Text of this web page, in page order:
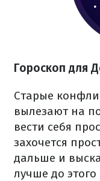
Гороскоп для
Старые
вылезают на
вести себя
захочется
дальше и
лучше до